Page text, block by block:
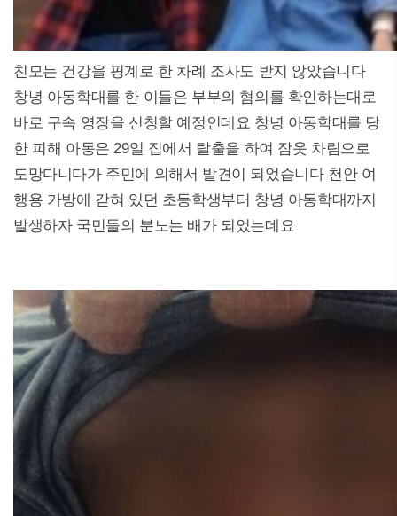
친모는 건강을 핑계로 한 차례 조사도 받지 않았습니다
창녕 아동학대를 한 이들은 부부의 혐의를 확인하는대로
바로 구속 영장을 신청할 예정인데요 창녕 아동학대를 당
한 피해 아동은 29일 집에서 탈출을 하여 잠옷 차림으로
도망다니다가 주민에 의해서 발견이 되었습니다 천안 여
행용 가방에 갇혀 있던 초등학생부터 창녕 아동학대까지
발생하자 국민들의 분노는 배가 되었는데요